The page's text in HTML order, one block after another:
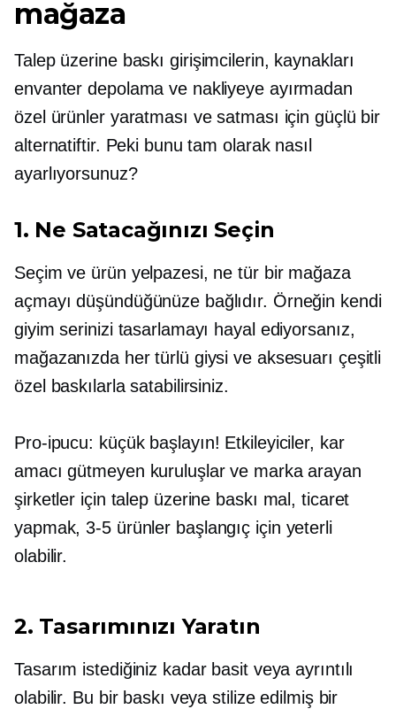
mağaza
Talep üzerine baskı girişimcilerin, kaynakları
envanter depolama ve nakliyeye ayırmadan
özel ürünler yaratması ve satması için güçlü bir
alternatiftir. Peki bunu tam olarak nasıl
ayarlıyorsunuz?
1. Ne Satacağınızı Seçin
Seçim ve ürün yelpazesi, ne tür bir mağaza
açmayı düşündüğünüze bağlıdır. Örneğin kendi
giyim serinizi tasarlamayı hayal ediyorsanız,
mağazanızda her türlü giysi ve aksesuarı çeşitli
özel baskılarla satabilirsiniz.
Pro-ipucu: küçük başlayın! Etkileyiciler, kar
amacı gütmeyen kuruluşlar ve marka arayan
şirketler için talep üzerine baskı mal, ticaret
yapmak,3-5ürünler başlangıç ​​için yeterli
olabilir.
2. Tasarımınızı Yaratın
Tasarım istediğiniz kadar basit veya ayrıntılı
olabilir. Bu bir baskı veya stilize edilmiş bir